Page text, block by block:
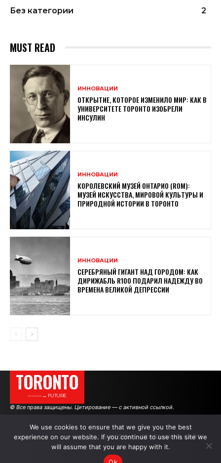
Без категории
2
MUST READ
ИННОВАЦИИ
ОТКРЫТИЕ, КОТОРОЕ ИЗМЕНИЛО МИР: КАК В
УНИВЕРСИТЕТЕ ТОРОНТО ИЗОБРЕЛИ
ИНСУЛИН
ИННОВАЦИИ
КОРОЛЕВСКИЙ МУЗЕЙ ОНТАРИО (ROM):
МУЗЕЙ ИСКУССТВА, МИРОВОЙ КУЛЬТУРЫ И
ПРИРОДНОЙ ИСТОРИИ В ТОРОНТО
ИННОВАЦИИ
СЕРЕБРЯНЫЙ ГИГАНТ НАД ГОРОДОМ: КАК
ДИРИЖАБЛЬ R100 ПОДАРИЛ НАДЕЖДУ ВО
ВРЕМЕНА ВЕЛИКОЙ ДЕПРЕССИИ
TORONTO
———→ FUTURE
© Все права защищены. Цитирование — с активной ссылкой.
АВТОРЫ РЕКЛАМА НА САЙТЕ
We use cookies to ensure that we give you the best
experience on our website. If you continue to use this site we
will assume that you are happy with it.